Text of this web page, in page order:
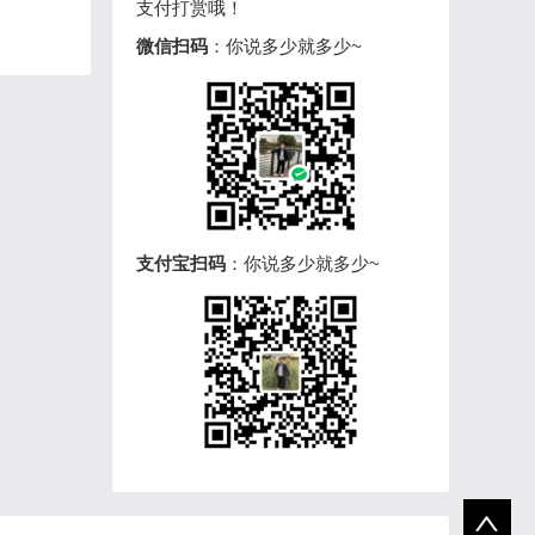
支付打赏哦！
微信扫码 ：你说多少就多少~
支付宝扫码 ：你说多少就多少~